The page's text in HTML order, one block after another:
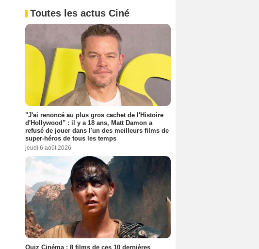
Toutes les actus Ciné
"J'ai renoncé au plus gros cachet de l'Histoire
d'Hollywood" : il y a 18 ans, Matt Damon a
refusé de jouer dans l'un des meilleurs films de
super-héros de tous les temps
jeudi 6 août 2026
Quiz Cinéma : 8 films de ces 10 dernières